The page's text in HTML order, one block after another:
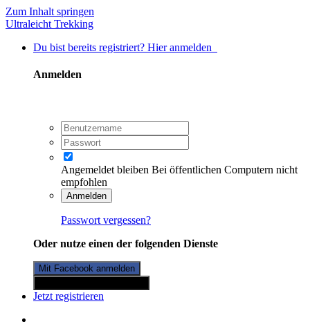
Zum Inhalt springen
Ultraleicht Trekking
Du bist bereits registriert? Hier anmelden
Anmelden
Angemeldet bleiben Bei öffentlichen Computern nicht
empfohlen
Anmelden
Passwort vergessen?
Oder nutze einen der folgenden Dienste
Mit Facebook anmelden
Jetzt registrieren